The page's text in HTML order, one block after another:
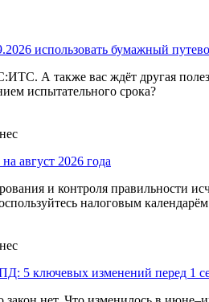
использовать бумажный
А также вас ждёт другая
испытательного срока?
август 2026 года
и контроля правильности
налоговым календарём
5 ключевых изменений перед 1